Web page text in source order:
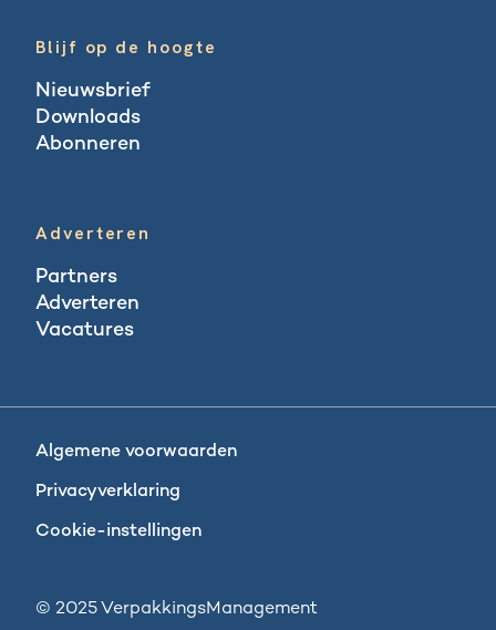
Blijf op de hoogte
Nieuwsbrief
Downloads
Abonneren
Adverteren
Partners
Adverteren
Vacatures
Algemene voorwaarden
Privacyverklaring
Cookie-instellingen
© 2025 VerpakkingsManagement